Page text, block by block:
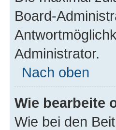
Board-
Administrator.
Nach oben
Wie bearbeite
Wie bei den